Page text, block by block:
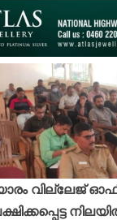
വില്ലേജ്